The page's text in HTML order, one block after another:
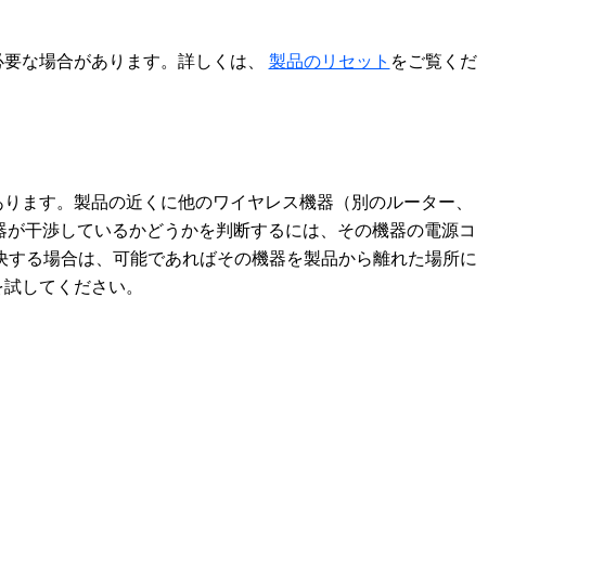
な場合があります。詳しくは、 製品のリセット をご覧くだ
ます。製品の近くに他のワイヤレス機器（別のルーター、
干渉しているかどうかを判断するには、その機器の電源コ
る場合は、可能であればその機器を製品から離れた場所に
してください。